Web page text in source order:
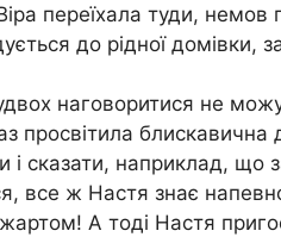
переїхала туди,
до рідної домівки,
наговоритися не
просвітила
і сказати, наприклад, що
все ж Настя знає
А тоді Настя